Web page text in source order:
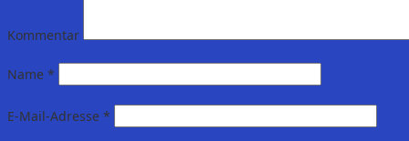
Kommentar
Name *
E-Mail-Adresse *